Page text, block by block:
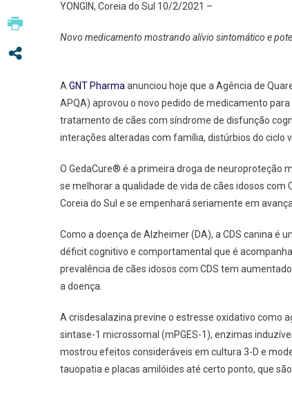
YONGIN, Coreia do Sul 10/2/2021 –
Novo medicamento mostrando alívio sintomático e
AGNT Pharmaanunciou hoje que a Agência de
APQA) aprovou o novo pedido de medicamento
tratamento de cães com síndrome de disfunção
interações alteradas com família, distúrbios do ciclo
O GedaCure® é a primeira droga de neuroproteção
se melhorar a qualidade de vida de cães idosos com
Coreia do Sul e se empenhará seriamente em
Como a doença de Alzheimer (DA), a CDS canina é
déficit cognitivo e comportamental que é
prevalência de cães idosos com CDS tem
a doença.
A crisdesalazina previne o estresse oxidativo como
sintase-1 microssomal (mPGES-1), enzimas
mostrou efeitos consideráveis ​​em cultura 3-D e
tauopatia e placas amilóides até certo ponto, que